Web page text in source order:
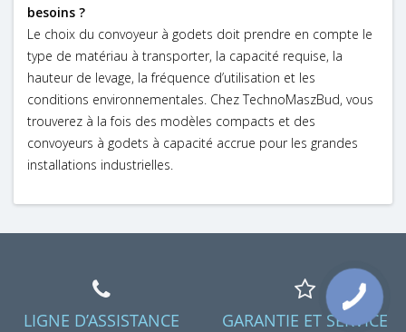
besoins ?
Le choix du convoyeur à godets doit prendre en compte le
type de matériau à transporter, la capacité requise, la
hauteur de levage, la fréquence d’utilisation et les
conditions environnementales. Chez TechnoMaszBud, vous
trouverez à la fois des modèles compacts et des
convoyeurs à godets à capacité accrue pour les grandes
installations industrielles.
LIGNE D’ASSISTANCE GARANTIE ET SERVICE